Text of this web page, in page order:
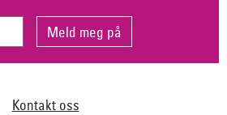
Kontakt oss